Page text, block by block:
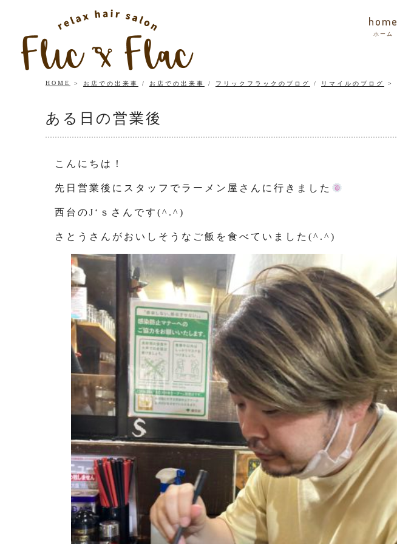
home
ホーム
HOME お店での出来事 / お店での出来事 / フリックフラックのブログ / リマイルのブログ
ある日の営業後
こんにちは！
先日営業後にスタッフでラーメン屋さんに行きました
西台のJ‘ｓさんです(^.^)
さとうさんがおいしそうなご飯を食べていました(^.^)